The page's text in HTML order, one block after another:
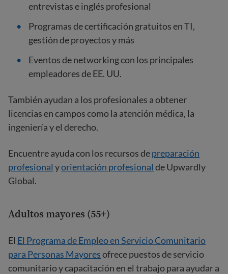
entrevistas e inglés profesional
Programas de certificación gratuitos en TI,
gestión de proyectos y más
Eventos de networking con los principales
empleadores de EE. UU.
También ayudan a los profesionales a obtener
licencias en campos como la atención médica, la
ingeniería y el derecho.
Encuentre ayuda con los recursos depreparación
profesional yorientación profesional de Upwardly
Global.
Adultos mayores (55+)
El El Programa de Empleo en Servicio Comunitario
para Personas Mayoresofrece puestos de servicio
comunitario y capacitación en el trabajo para ayudar a